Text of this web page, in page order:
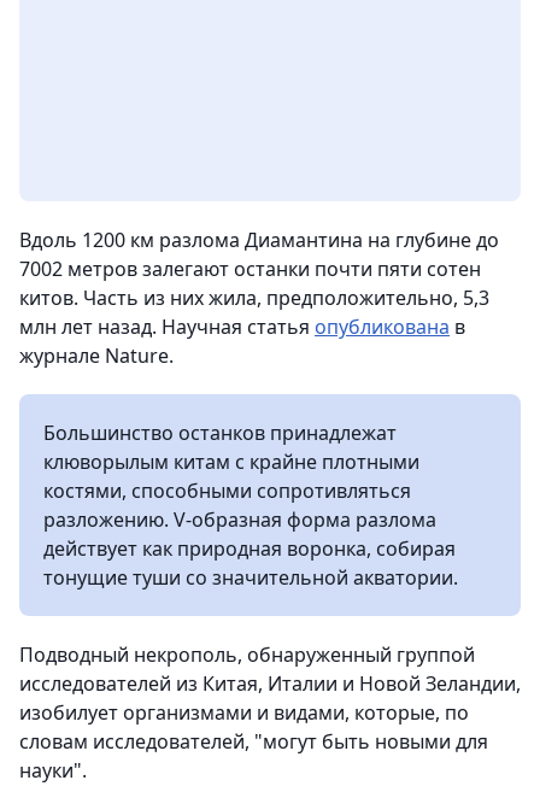
Вдоль 1200 км разлома Диамантина на глубине до
7002 метров залегают останки почти пяти сотен
китов. Часть из них жила, предположительно, 5,3
млн лет назад. Научная статья опубликована в
журнале Nature.
Большинство останков принадлежат
клюворылым китам с крайне плотными
костями, способными сопротивляться
разложению. V-образная форма разлома
действует как природная воронка, собирая
тонущие туши со значительной акватории.
Подводный некрополь, обнаруженный группой
исследователей из Китая, Италии и Новой Зеландии,
изобилует организмами и видами, которые, по
словам исследователей, "могут быть новыми для
науки".